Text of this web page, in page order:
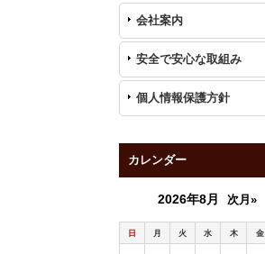
会社案内
安全で安心な取組み
個人情報保護方針
カレンダー
2026年8月 次月»
日 月 火 水 木 金